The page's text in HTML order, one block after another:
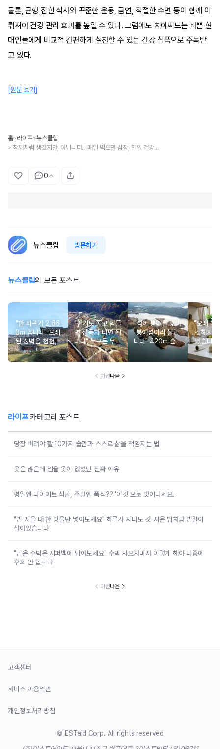
물론, 균형 잡힌 식사와 꾸준한 운동, 금연, 적절한 수면 등이 함께 이
뤄져야 건강 관리 효과를 높일 수 있다. 그럼에도 치아씨드는 바쁜 현
대인들에게 비교적 간편하게 실천할 수 있는 건강 식품으로 주목받
고 있다.
[원문 보기]
홈>라이프>뉴스클립
> '참깨처럼 생겼지만, 아닙니다..' 매일 먹으면 심장, 혈압 건강 동시에 챙길 수 있는 검정색 '작은 씨앗' 정체
0
뉴스클립 방문하기
뉴스클립의 모든 포스트
"한 바퀴가 2,66
0m 입니다" 오래
된 성벽을 천천히
둘러보며 걷기 좋
은 여행지
"걷기도 좋고 힘들
면 전동차 타면 됩
니다" 누구든 무료
로 편하게 힐링 하
기 좋은 옛길
"섬이 붕어를 닮아
붕어섬이라 불립
니다" 420m 흔들
다리를 반드시 건
"오래 치
깃해지
었습니
밀가루
당처럼
이전다음
라이프카테고리 포스트
당장 버려야 할 10가지 습관과 스스로 삶을 책임지는 법
옷은 많은데 입을 옷이 없었던 진짜 이유
평일엔 다이어트 식단, 주말엔 폭식?? '이것'으로 벗어나세요.
"밥 지을 때 한 방울만 넣어보세요" 하루가 지나도 갓 지은 밥처럼 밥알이
살아있습니다
"남은 수박은 지퍼백에 담아보세요" 수박 사오자마자 이렇게 해야 나중에
후회 안 합니다
이전다음
고객센터
서비스 이용약관
개인정보처리방침
© ESTaid Corp. All rights reserved